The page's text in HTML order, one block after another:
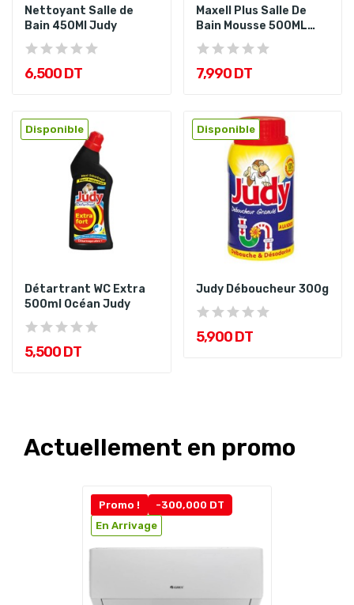
Nettoyant Salle de
Bain 450Ml Judy
6,500 DT
Maxell Plus Salle De
Bain Mousse 500ML
Fanac
7,990 DT
Disponible
Détartrant WC Extra
500ml Océan Judy
5,500 DT
Disponible
Judy Déboucheur 300g
5,900 DT
Actuellement en promo
Promo !
-300,000 DT
En Arrivage